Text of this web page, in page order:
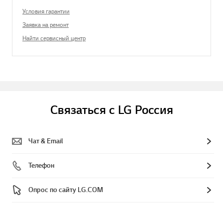
Условия гарантии
Заявка на ремонт
Найти сервисный центр
Связаться с LG Россия
Чат & Email
Телефон
Опрос по сайту LG.COM